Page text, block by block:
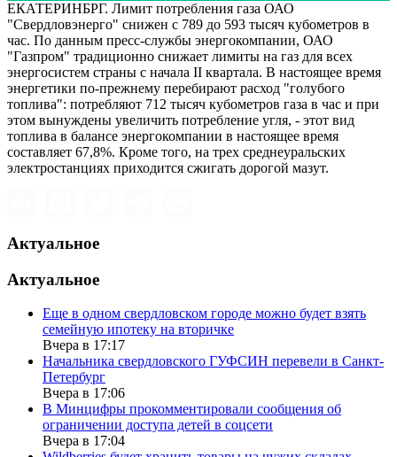
ЕКАТЕРИНБРГ. Лимит потребления газа ОАО
"Свердловэнерго" снижен с 789 до 593 тысяч кубометров в
час. По данным пресс-службы энергокомпании, ОАО
"Газпром" традиционно снижает лимиты на газ для всех
энергосистем страны с начала II квартала. В настоящее время
энергетики по-прежнему перебирают расход "голубого
топлива": потребляют 712 тысяч кубометров газа в час и при
этом вынуждены увеличить потребление угля, - этот вид
топлива в балансе энергокомпании в настоящее время
составляет 67,8%. Кроме того, на трех среднеуральских
электростанциях приходится сжигать дорогой мазут.
Актуальное
Актуальное
Еще в одном свердловском городе можно будет взять
семейную ипотеку на вторичке
Вчера в 17:17
Начальника свердловского ГУФСИН перевели в Санкт-
Петербург
Вчера в 17:06
В Минцифры прокомментировали сообщения об
ограничении доступа детей в соцсети
Вчера в 17:04